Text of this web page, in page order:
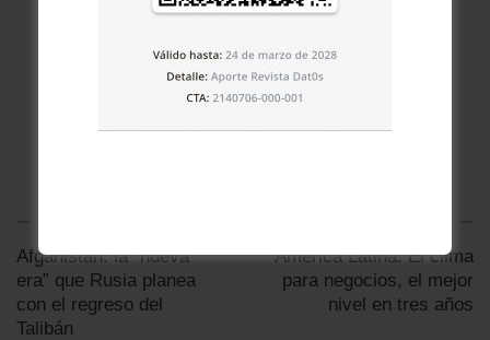
Afganistán: la “nueva
era” que Rusia planea
con el regreso del
Talibán
América Latina: El clima
para negocios, el mejor
nivel en tres años